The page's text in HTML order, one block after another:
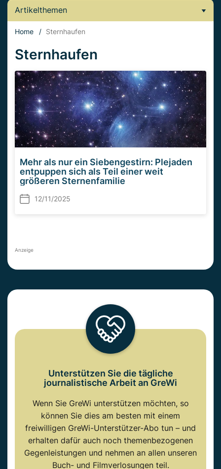
Artikelthemen
Home / Sternhaufen
Sternhaufen
Mehr als nur ein Siebengestirn: Plejaden
entpuppen sich als Teil einer weit
größeren Sternenfamilie
12/11/2025
Anzeige
Unterstützen Sie die tägliche
journalistische Arbeit an GreWi
Wenn Sie GreWi unterstützen möchten, so
können Sie dies am besten mit einem
freiwilligen GreWi-Unterstützer-Abo tun – und
erhalten dafür auch noch themenbezogenen
Gegenleistungen und nehmen an allen unseren
Buch- und Filmverlosungen teil.